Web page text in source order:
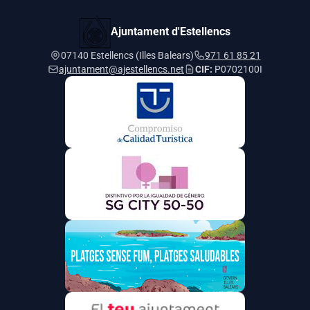
Ajuntament d'Estellencs
07140 Estellencs (Illes Balears)
971 61 85 21
ajuntament@ajestellencs.net
CIF: P0702100I